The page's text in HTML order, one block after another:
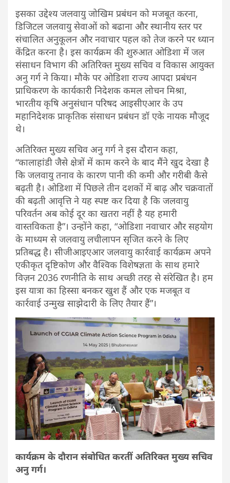
इसका उद्देश्य जलवायु जोखिम प्रबंधन को मजबूत करना,
डिजिटल जलवायु सेवाओं को बढाना और स्थानीय स्तर पर
संचालित अनुकूलन और नवाचार पहल को तेज करने पर ध्यान
केंद्रित करना है। इस कार्यक्रम की शुरुआत ओडिशा में जल
संसाधन विभाग की अतिरिक्त मुख्य सचिव व विकास आयुक्त
अनु गर्ग ने किया। मौके पर ओडिशा राज्य आपदा प्रबंधन
प्राधिकरण के कार्यकारी निदेशक कमल लोचन मिश्रा,
भारतीय कृषि अनुसंधान परिषद आइसीएआर के उप
महानिदेशक प्राकृतिक संसाधन प्रबंधन डॉ एके नायक मौजूद
थे।
अतिरिक्त मुख्य सचिव अनु गर्ग ने इस दौरान कहा,
“कालाहांडी जैसे क्षेत्रों में काम करने के बाद मैंने खुद देखा है
कि जलवायु तनाव के कारण पानी की कमी और गरीबी कैसे
बढ़ती है। ओडिशा में पिछले तीन दशकों में बाढ़ और चक्रवातों
की बढ़ती आवृत्ति ने यह स्पष्ट कर दिया है कि जलवायु
परिवर्तन अब कोई दूर का खतरा नहीं है यह हमारी
वास्तविकता है”। उन्होंने कहा, “ओडिशा नवाचार और सहयोग
के माध्यम से जलवायु लचीलापन सृजित करने के लिए
प्रतिबद्ध है। सीजीआइएआर जलवायु कार्रवाई कार्यक्रम अपने
एकीकृत दृष्टिकोण और वैश्विक विशेषज्ञता के साथ हमारे
विज़न 2036 रणनीति के साथ अच्छी तरह से संरेखित है। हम
इस यात्रा का हिस्सा बनकर खुश हैं और एक मजबूत व
कार्रवाई उन्मुख साझेदारी के लिए तैयार हैं”।
कार्यक्रम के दौरान संबोधित करतीं अतिरिक्त मुख्य सचिव
अनु गर्ग।